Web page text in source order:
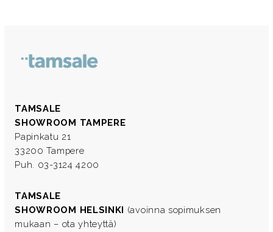
TAMSALE
SHOWROOM TAMPERE
Papinkatu 21
33200 Tampere
Puh. 03-3124 4200
TAMSALE
SHOWROOM HELSINKI (avoinna sopimuksen
mukaan – ota yhteyttä)